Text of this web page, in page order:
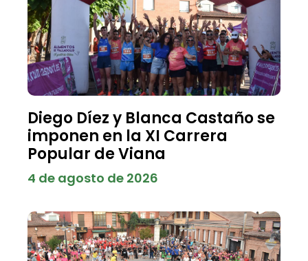
Diego Díez y Blanca Castaño se
imponen en la XI Carrera
Popular de Viana
4 de agosto de 2026